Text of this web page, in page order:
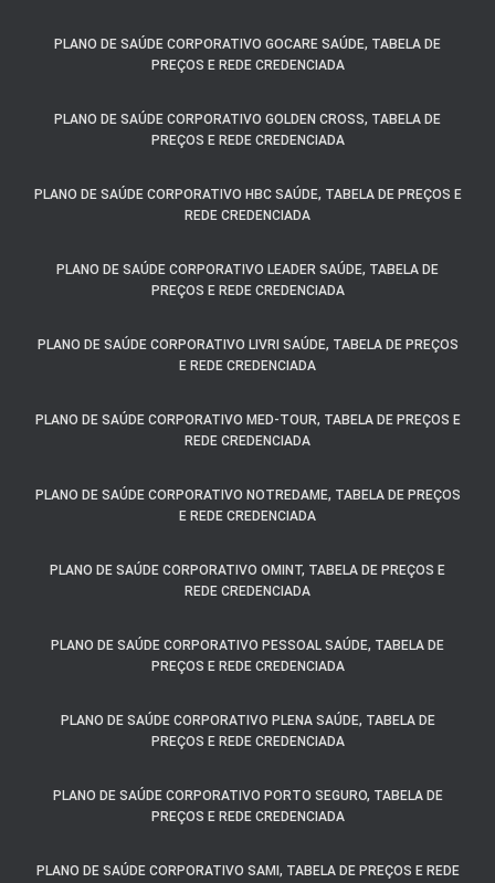
PLANO DE SAÚDE CORPORATIVO GOCARE SAÚDE, TABELA DE
PREÇOS E REDE CREDENCIADA
PLANO DE SAÚDE CORPORATIVO GOLDEN CROSS, TABELA DE
PREÇOS E REDE CREDENCIADA
PLANO DE SAÚDE CORPORATIVO HBC SAÚDE, TABELA DE PREÇOS E
REDE CREDENCIADA
PLANO DE SAÚDE CORPORATIVO LEADER SAÚDE, TABELA DE
PREÇOS E REDE CREDENCIADA
PLANO DE SAÚDE CORPORATIVO LIVRI SAÚDE, TABELA DE PREÇOS
E REDE CREDENCIADA
PLANO DE SAÚDE CORPORATIVO MED-TOUR, TABELA DE PREÇOS E
REDE CREDENCIADA
PLANO DE SAÚDE CORPORATIVO NOTREDAME, TABELA DE PREÇOS
E REDE CREDENCIADA
PLANO DE SAÚDE CORPORATIVO OMINT, TABELA DE PREÇOS E
REDE CREDENCIADA
PLANO DE SAÚDE CORPORATIVO PESSOAL SAÚDE, TABELA DE
PREÇOS E REDE CREDENCIADA
PLANO DE SAÚDE CORPORATIVO PLENA SAÚDE, TABELA DE
PREÇOS E REDE CREDENCIADA
PLANO DE SAÚDE CORPORATIVO PORTO SEGURO, TABELA DE
PREÇOS E REDE CREDENCIADA
PLANO DE SAÚDE CORPORATIVO SAMI, TABELA DE PREÇOS E REDE